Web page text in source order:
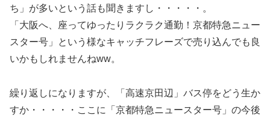
ち」が多いという話も聞きますし・・・・・。
「大阪へ、座ってゆったりラクラク通勤！京都特急ニュー
スター号」という様なキャッチフレーズで売り込んでも良
いかもしれませんねww。
繰り返しになりますが、「高速京田辺」バス停をどう生か
すか・・・・・ここに「京都特急ニュースター号」の今後